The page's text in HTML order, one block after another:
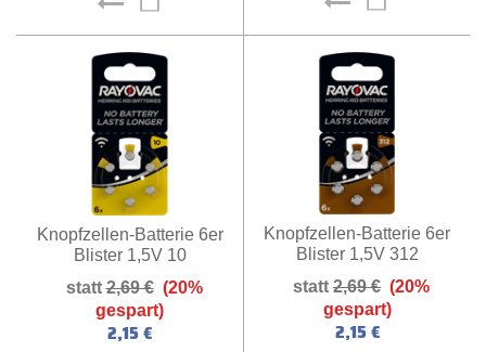
Knopfzellen-Batterie 6er
Blister 1,5V 10
2,69 € (20%
gespart)
2,15 €
Knopfzellen-Batterie 6er
Blister 1,5V 312
2,69 € (20%
gespart)
2,15 €